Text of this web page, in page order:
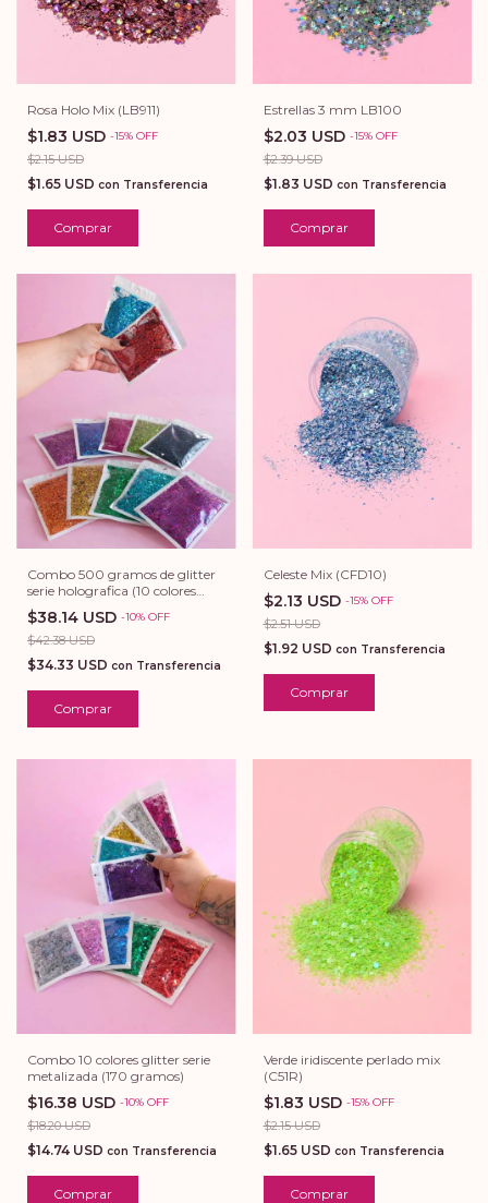
Rosa Holo Mix (LB911)
$1.83 USD -15% OFF
$2.15 USD
$1.65 USD con Transferencia
Comprar
Estrellas 3 mm LB100
$2.03 USD -15% OFF
$2.39 USD
$1.83 USD con Transferencia
Comprar
Combo 500 gramos de glitter
serie holografica (10 colores
surtidos)
$38.14 USD -10% OFF
$42.38 USD
$34.33 USD con Transferencia
Celeste Mix (CFD10)
$2.13 USD -15% OFF
$2.51 USD
$1.92 USD con Transferencia
Comprar
Combo 10 colores glitter serie
metalizada (170 gramos)
$16.38 USD -10% OFF
$18.20 USD
$14.74 USD con Transferencia
Verde iridiscente perlado mix
(C51R)
$1.83 USD -15% OFF
$2.15 USD
$1.65 USD con Transferencia
Comprar